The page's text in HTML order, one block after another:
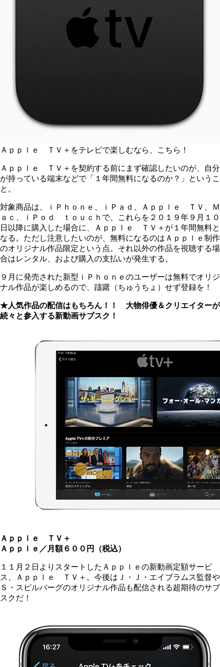
Ａｐｐｌｅ ＴＶ＋をテレビで楽しむなら、こちら！
Ａｐｐｌｅ ＴＶ＋を契約する前にまず確認したいのが、自分
が持っている端末などで「１年間無料になるのか？」というこ
と。
対象商品は、ｉＰｈｏｎｅ、ｉＰａｄ、Ａｐｐｌｅ ＴＶ、Ｍ
ａｃ、ｉＰｏｄ ｔｏｕｃｈで、これらを２０１９年９月１０
日以降に購入した場合に、Ａｐｐｌｅ ＴＶ＋が１年間無料と
なる。ただし注意したいのが、無料になるのはＡｐｐｌｅ制作
のオリジナル作品限定という点。それ以外の作品を視聴する場
合はレンタル、および購入の支払いが発生する。
９月に発売された新型ｉＰｈｏｎｅのユーザーは無料でオリジ
ナル作品が楽しめるので、躊躇（ちゅうちょ）せず登録を！
★人気作品の配信はもちろん！！ 大物俳優＆クリエイターが
続々と参入する新動画サブスク！
Ａｐｐｌｅ ＴＶ＋
Ａｐｐｌｅ／月額６００円（税込）
１１月２日よりスタートしたＡｐｐｌｅの新動画定額サービ
ス、Ａｐｐｌｅ ＴＶ＋。今後はＪ・Ｊ・エイブラムス監督や
Ｓ・スピルバーグのオリジナル作品も配信される超期待のサブ
スクだ！